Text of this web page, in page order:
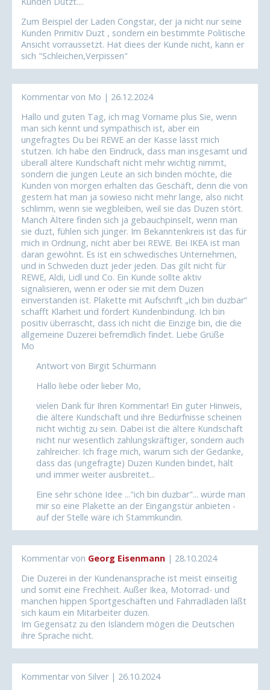
Zum Beispiel der Laden Congstar, der ja nicht nur seine
Kunden Primitiv Duzt , sondern ein bestimmte Politische
Ansicht vorraussetzt. Hat diees der Kunde nicht, kann er
sich "Schleichen,Verpissen"
Kommentar von Mo | 26.12.2024
Hallo und guten Tag, ich mag Vorname plus Sie, wenn
man sich kennt und sympathisch ist, aber ein
ungefragtes Du bei REWE an der Kasse lässt mich
stutzen. Ich habe den Eindruck, dass man insgesamt und
überall ältere Kundschaft nicht mehr wichtig nimmt,
sondern die jungen Leute an sich binden möchte, die
Kunden von morgen erhalten das Geschäft, denn die von
gestern hat man ja sowieso nicht mehr lange, also nicht
schlimm, wenn sie wegbleiben, weil sie das Duzen stört.
Manch Ältere finden sich ja gebauchpinselt, wenn man
sie duzt, fühlen sich jünger. Im Bekanntenkreis ist das für
mich in Ordnung, nicht aber bei REWE. Bei IKEA ist man
daran gewöhnt. Es ist ein schwedisches Unternehmen,
und in Schweden duzt jeder jeden. Das gilt nicht für
REWE, Aldi, Lidl und Co. Ein Kunde sollte aktiv
signalisieren, wenn er oder sie mit dem Duzen
einverstanden ist. Plakette mit Aufschrift „ich bin duzbar“
schafft Klarheit und fördert Kundenbindung. Ich bin
positiv überrascht, dass ich nicht die Einzige bin, die die
allgemeine Duzerei befremdlich findet. Liebe Grüße
Mo
Antwort von Birgit Schürmann
Hallo liebe oder lieber Mo,
vielen Dank für Ihren Kommentar! Ein guter Hinweis,
die ältere Kundschaft und ihre Bedürfnisse scheinen
nicht wichtig zu sein. Dabei ist die ältere Kundschaft
nicht nur wesentlich zahlungskräftiger, sondern auch
zahlreicher. Ich frage mich, warum sich der Gedanke,
dass das (ungefragte) Duzen Kunden bindet, hält
und immer weiter ausbreitet...
Eine sehr schöne Idee ..."ich bin duzbar"... würde man
mir so eine Plakette an der Eingangstür anbieten -
auf der Stelle wäre ich Stammkundin.
Kommentar von Georg Eisenmann | 28.10.2024
Die Duzerei in der Kundenansprache ist meist einseitig
und somit eine Frechheit. Außer Ikea, Motorrad- und
manchen hippen Sportgeschäften und Fahrradläden läßt
sich kaum ein Mitarbeiter duzen.
Im Gegensatz zu den Isländern mögen die Deutschen
ihre Sprache nicht.
Kommentar von Silver | 26.10.2024